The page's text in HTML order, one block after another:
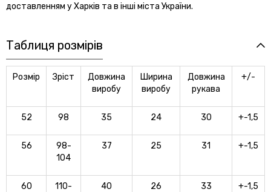
доставленням у Харків та в інші міста України.
Таблиця розмірів
Розмір Зріст
Довжина
виробу
Ширина
виробу
Довжина
рукава
+/-
52 98 35 24 30 +-1,5
56
98-
104
37 25 31 +-1,5
60
110-
40 26 33 +-1,5